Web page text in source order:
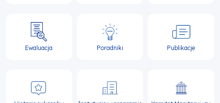
Ewaluacja Poradniki Publikacje